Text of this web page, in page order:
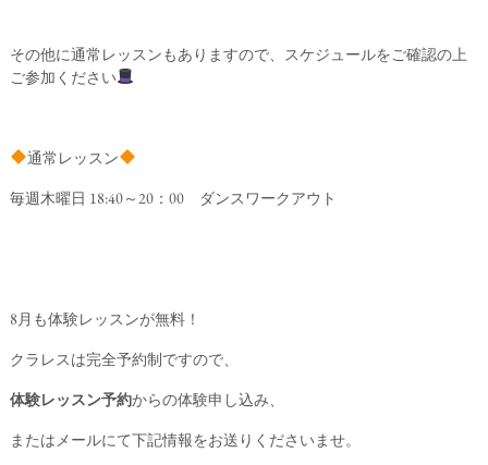
その他に通常レッスンもありますので、スケジュールをご確認の上
ご参加ください
通常レッスン
毎週木曜日 18:40～20：00 ダンスワークアウト
8月も体験レッスンが無料！
クラレスは完全予約制ですので、
体験レッスン予約からの体験申し込み、
またはメールにて下記情報をお送りくださいませ。